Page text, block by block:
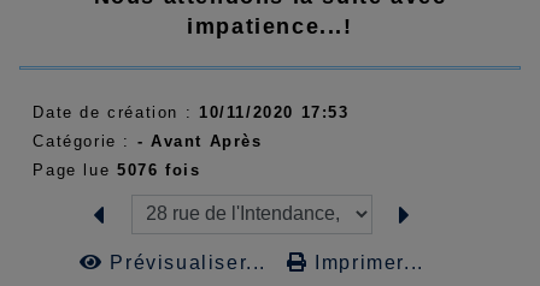
impatience...!
Date de création : 10/11/2020 17:53
Catégorie : - Avant Après
Page lue 5076 fois
Prévisualiser... Imprimer...